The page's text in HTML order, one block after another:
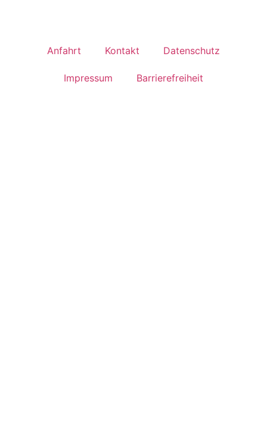
Anfahrt Kontakt Datenschutz
Impressum Barrierefreiheit